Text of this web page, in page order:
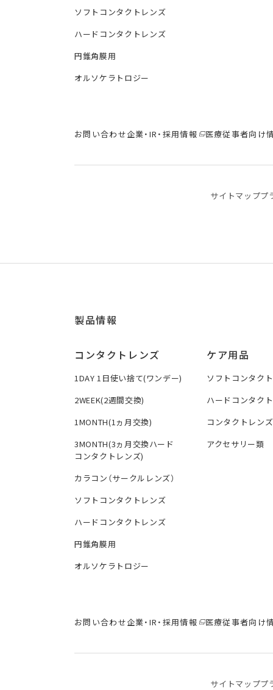
ソフトコンタクトレンズ
ハードコンタクトレンズ
円錐角膜用
オルソケラトロジー
お問い合わせ企業・IR・採用情報 医療従事者向け
サイトマッププ
製品情報
コンタクトレンズ
1DAY 1日使い捨て(ワンデー)
2WEEK(2週間交換)
1MONTH(1ヵ月交換)
3MONTH(3ヵ月交換ハード
コンタクトレンズ)
カラコン（サークルレンズ）
ソフトコンタクトレンズ
ハードコンタクトレンズ
円錐角膜用
オルソケラトロジー
ケア用品
ソフトコンタク
ハードコンタク
コンタクトレン
アクセサリー類
お問い合わせ企業・IR・採用情報 医療従事者向け
サイトマッププ